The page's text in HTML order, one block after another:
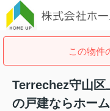
この物件
Terrechez守山区
の戸建ならホー